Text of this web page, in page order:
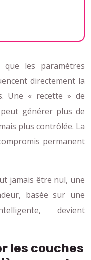
les paramètres
directement la
Une « recette » de
générer plus de
plus contrôlée. La
permanent
jamais être nul, une
basée sur une
devient
les couches